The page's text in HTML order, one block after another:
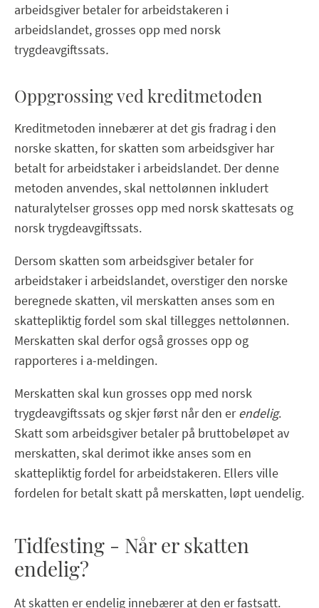
arbeidsgiver betaler for arbeidstakeren i
arbeidslandet, grosses opp med norsk
trygdeavgiftssats.
Oppgrossing ved kreditmetoden
Kreditmetoden innebærer at det gis fradrag i den
norske skatten, for skatten som arbeidsgiver har
betalt for arbeidstaker i arbeidslandet. Der denne
metoden anvendes, skal nettolønnen inkludert
naturalytelser grosses opp med norsk skattesats og
norsk trygdeavgiftssats.
Dersom skatten som arbeidsgiver betaler for
arbeidstaker i arbeidslandet, overstiger den norske
beregnede skatten, vil merskatten anses som en
skattepliktig fordel som skal tillegges nettolønnen.
Merskatten skal derfor også grosses opp og
rapporteres i a-meldingen.
Merskatten skal kun grosses opp med norsk
trygdeavgiftssats og skjer først når den erendelig.
Skatt som arbeidsgiver betaler på bruttobeløpet av
merskatten, skal derimot ikke anses som en
skattepliktig fordel for arbeidstakeren. Ellers ville
fordelen for betalt skatt på merskatten, løpt uendelig.
Tidfesting - Når er skatten
endelig?
At skatten er endelig innebærer at den er fastsatt.